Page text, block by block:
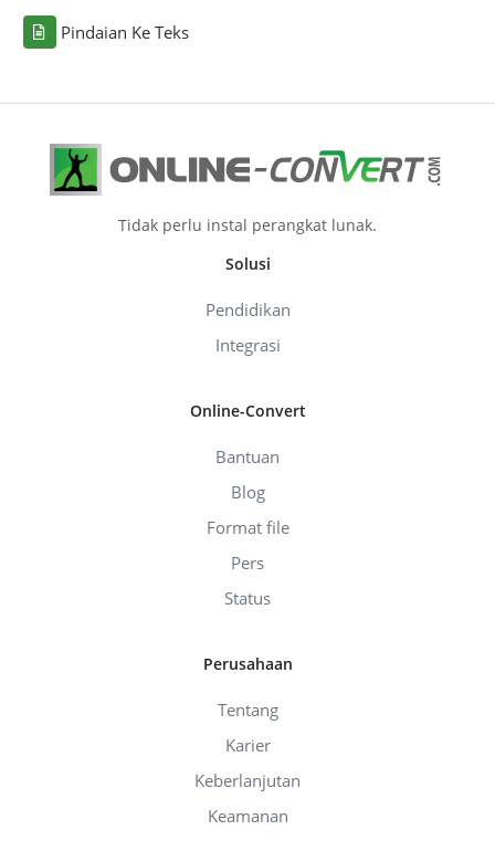
Pindaian Ke Teks
Tidak perlu instal perangkat lunak.
Solusi
Pendidikan
Integrasi
Online-Convert
Bantuan
Blog
Format file
Pers
Status
Perusahaan
Tentang
Karier
Keberlanjutan
Keamanan